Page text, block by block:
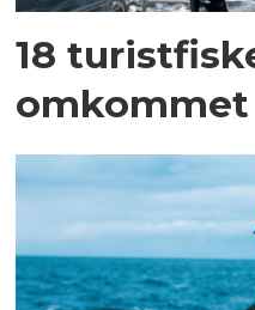
18
omkommet